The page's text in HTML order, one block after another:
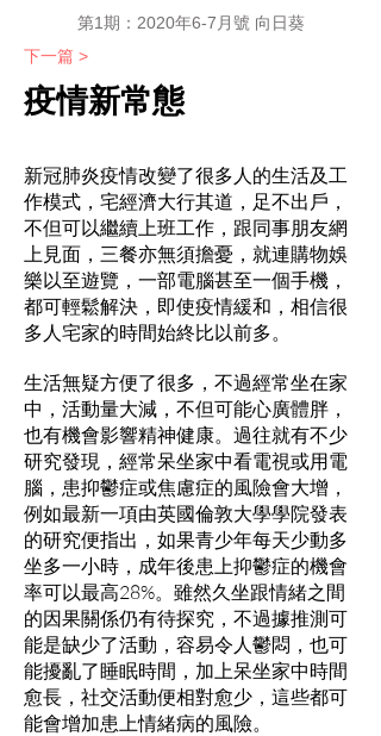
第1期：2020年6-7月號 向日葵
下一篇 >
疫情新常態
新冠肺炎疫情改變了很多人的生活及工
作模式，宅經濟大行其道，足不出戶，
不但可以繼續上班工作，跟同事朋友網
上見面，三餐亦無須擔憂，就連購物娛
樂以至遊覽，一部電腦甚至一個手機，
都可輕鬆解決，即使疫情緩和，相信很
多人宅家的時間始終比以前多。
生活無疑方便了很多，不過經常坐在家
中，活動量大減，不但可能心廣體胖，
也有機會影響精神健康。過往就有不少
研究發現，經常呆坐家中看電視或用電
腦，患抑鬱症或焦慮症的風險會大增，
例如最新一項由英國倫敦大學學院發表
的研究便指出，如果青少年每天少動多
坐多一小時，成年後患上抑鬱症的機會
率可以最高28%。雖然久坐跟情緒之間
的因果關係仍有待探究，不過據推測可
能是缺少了活動，容易令人鬱悶，也可
能擾亂了睡眠時間，加上呆坐家中時間
愈長，社交活動便相對愈少，這些都可
能會增加患上情緒病的風險。